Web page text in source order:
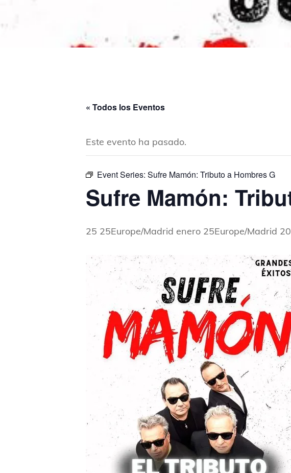
« Todos los Eventos
Este evento ha pasado.
Event Series: Sufre Mamón: Tributo a Hombres G
Sufre Mamón:
25 25Europe/Madrid enero 25Europe/Madrid